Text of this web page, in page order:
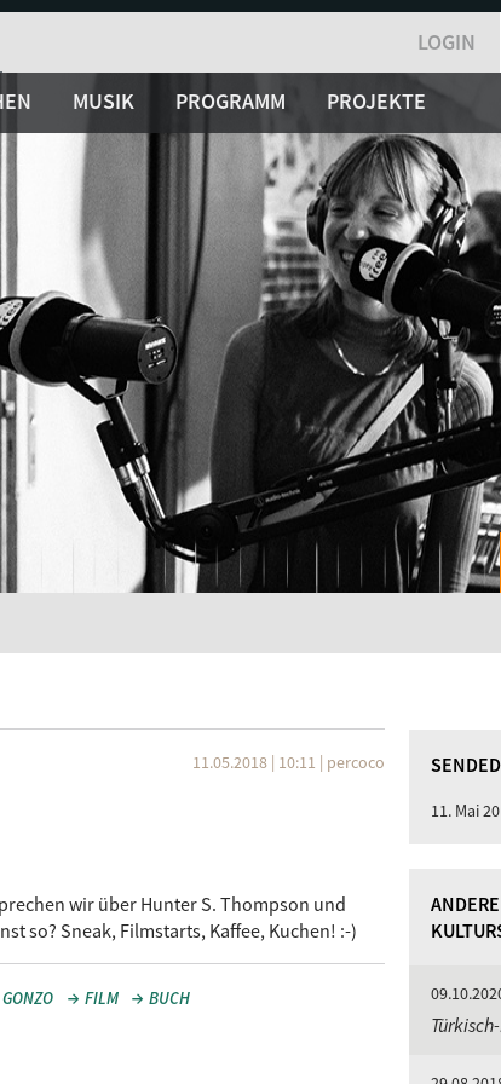
LOGIN
MUSIK PROGRAMM PROJEKTE
11.05.2018 | 10:11 | percoco
wir über Hunter S. Thompson und
so? Sneak, Filmstarts, Kaffee, Kuchen! :-)
GONZO FILM BUCH
11. Mai